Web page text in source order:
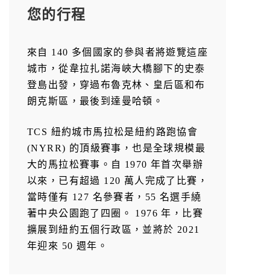
您的行程
來自 140 多個國家的參與者將遊覽這座
城市，從韋拉扎諾海峽大橋腳下的史泰
登島出發，穿過布魯克林、皇后區和布
朗克斯區，最後到達曼哈頓。
TCS 紐約城市馬拉松是紐約路跑協會
(NYRR) 的頂級賽事，也是全球規模最
大的馬拉松賽事。自 1970 年首次舉辦
以來，已有超過 120 萬人完成了比賽，
當時僅有 127 名參賽者，55 名選手繞
著中央公園跑了四圈。 1976 年，比賽
擴展到紐約五個行政區，並將於 2021
年迎來 50 週年。